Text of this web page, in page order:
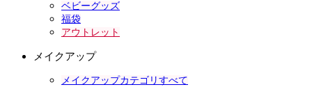
ベビーグッズ
福袋
アウトレット
メイクアップ
メイクアップカテゴリすべて